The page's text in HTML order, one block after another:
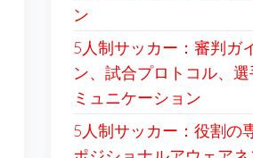
ン
5人制サッカー：審判ガ
ン、試合プロトコル、選
ミュニケーション
5人制サッカー：役割の